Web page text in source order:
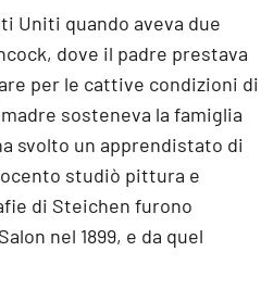
Uniti quando aveva due
dove il padre prestava
per le cattive condizioni di
sosteneva la famiglia
svolto un apprendistato di
studiò pittura e
di Steichen furono
nel 1899, e da quel